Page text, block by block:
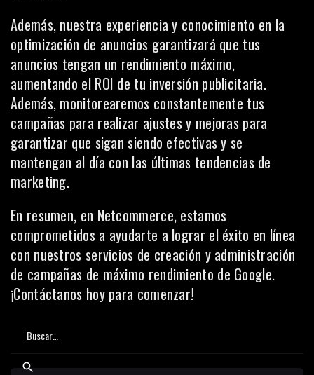
Además, nuestra experiencia y conocimiento en la
optimización de anuncios garantizará que tus
anuncios tengan un rendimiento máximo,
aumentando el ROI de tu inversión publicitaria.
Además, monitorearemos constantemente tus
campañas para realizar ajustes y mejoras para
garantizar que sigan siendo efectivas y se
mantengan al día con las últimas tendencias de
marketing.
En resumen, en Netcommerce, estamos
comprometidos a ayudarte a lograr el éxito en línea
con nuestros servicios de creación y administración
de campañas de máximo rendimiento de Google.
¡Contáctanos hoy para comenzar!